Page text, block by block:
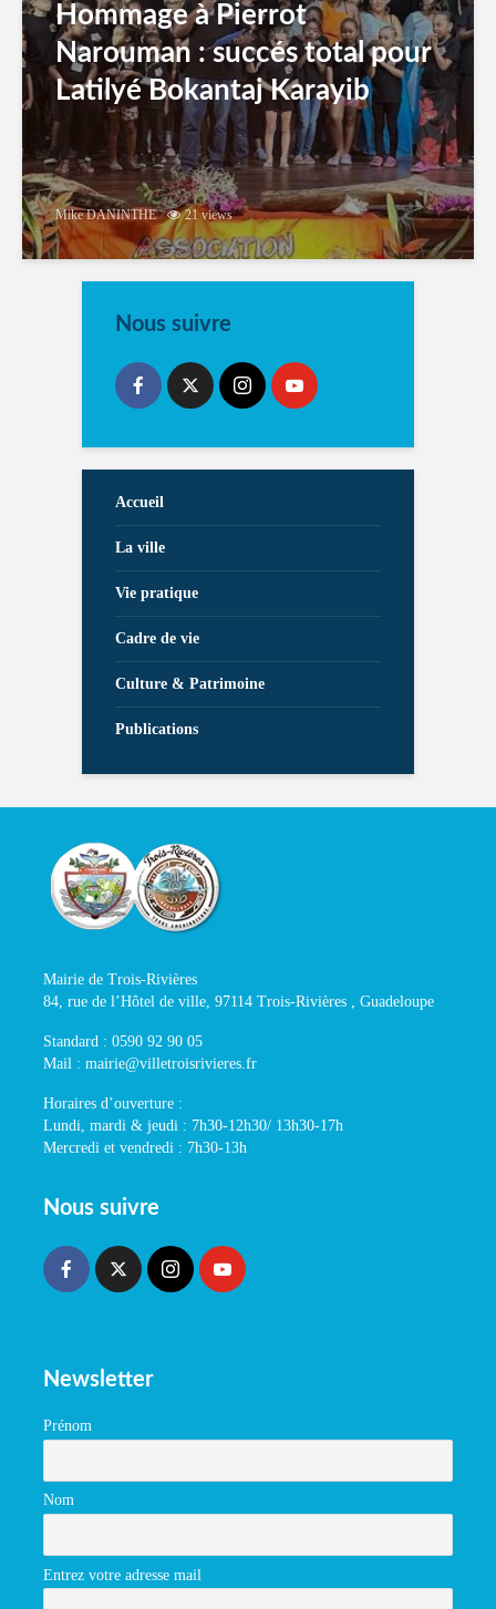
Hommage à Pierrot
Narouman : succés total pour
Latilyé Bokantaj Karayib
Mike DANINTHE 21 views
Nous suivre
Accueil
La ville
Vie pratique
Cadre de vie
Culture & Patrimoine
Publications
Mairie de Trois-Rivières
84, rue de l’Hôtel de ville, 97114 Trois-Rivières , Guadeloupe
Standard : 0590 92 90 05
Mail : mairie@villetroisrivieres.fr
Horaires d’ouverture :
Lundi, mardi & jeudi : 7h30-12h30/ 13h30-17h
Mercredi et vendredi : 7h30-13h
Nous suivre
Newsletter
Prénom
Nom
Entrez votre adresse mail